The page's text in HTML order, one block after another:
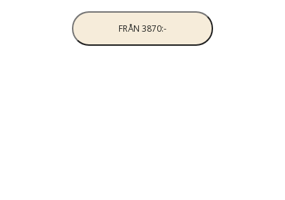
FRÅN 3870:-